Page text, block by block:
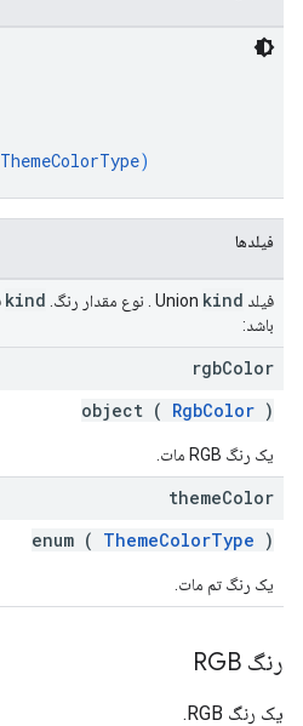
ThemeColorType)
فیلدها
فیلد Union kind . نوع مقدار رنگ. kind
باشد:
rgbColor
object ( RgbColor )
یک رنگ RGB مات.
themeColor
enum ( ThemeColorType )
یک رنگ تم مات.
رنگ RGB
یک رنگ RGB.